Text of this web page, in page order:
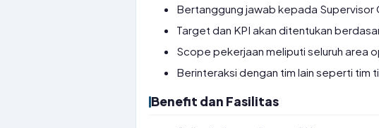
Bertanggung jawab kepada Supervisor
Target dan KPI akan ditentukan
Scope pekerjaan meliputi seluruh area
Berinteraksi dengan tim lain seperti tim
Benefit dan Fasilitas